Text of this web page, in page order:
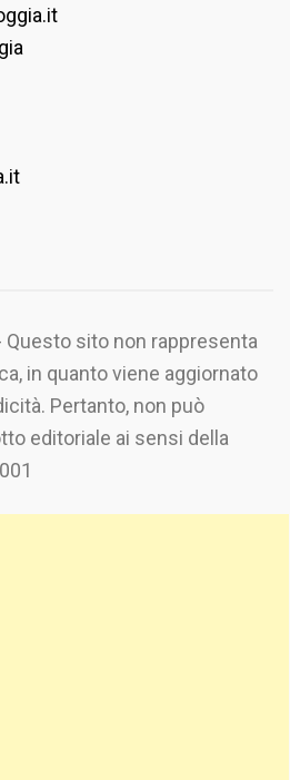
Questo sito non rappresenta
in quanto viene aggiornato
Pertanto, non può
editoriale ai sensi della